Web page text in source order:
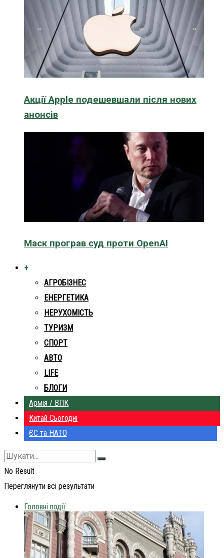
Акції Apple подешевшали після нових
анонсів
Маск програв суд проти OpenAI
+
АГРОБІЗНЕС
ЕНЕРГЕТИКА
НЕРУХОМІСТЬ
ТУРИЗМ
СПОРТ
АВТО
LIFE
БЛОГИ
Армія / ВПК
Китай Сьогодні
ЄС та НАТО
No Result
Переглянути всі результати
Головні події